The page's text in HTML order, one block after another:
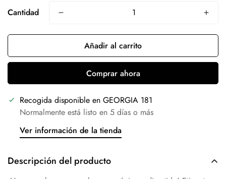
Cantidad
Añadir al carrito
Comprar ahora
Recogida disponible en GEORGIA 181
Normalmente está listo en 5 días o más
Ver información de la tienda
Descripción del producto